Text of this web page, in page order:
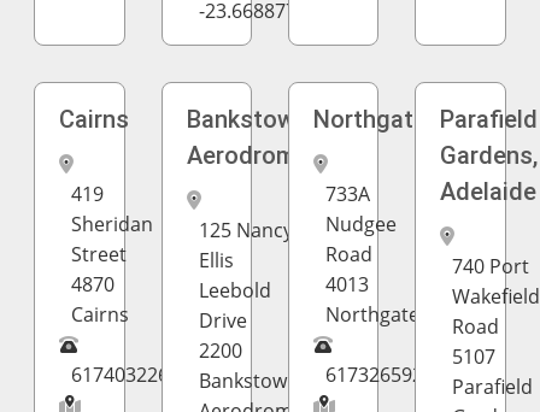
-23.668877
Cairns
419
Sheridan
Street
4870
Cairns
61740322611
Bankstown
Aerodrome
125 Nancy
Ellis
Leebold
Drive
2200
Bankstown
Northgate
733A
Nudgee
Road
4013
Northgate
61732659240
Parafield
Gardens,
Adelaide
740 Port
Wakefield
Road
5107
Parafield